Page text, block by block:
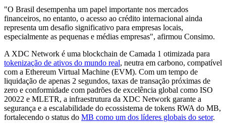
"O Brasil desempenha um papel importante nos mercados
financeiros, no entanto, o acesso ao crédito internacional ainda
representa um desafio significativo para empresas locais,
especialmente as pequenas e médias empresas", afirmou Consimo.
A XDC Network é uma blockchain de Camada 1 otimizada para
tokenização de ativos do mundo real, neutra em carbono, compatível
com a Ethereum Virtual Machine (EVM). Com um tempo de
liquidação de apenas 2 segundos, taxas de transação próximas de
zero e conformidade com padrões de excelência global como ISO
20022 e MLETR, a infraestrutura da XDC Network garante a
segurança e a escalabilidade do ecossistema de tokens RWA do MB,
fortalecendo o status do MB como um dos líderes globais do setor.